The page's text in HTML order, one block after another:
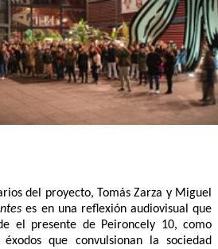
del proyecto, Tomás Zarza y Miguel
es en una reflexión audiovisual que
el presente de Peironcely 10, como
que convulsionan la sociedad